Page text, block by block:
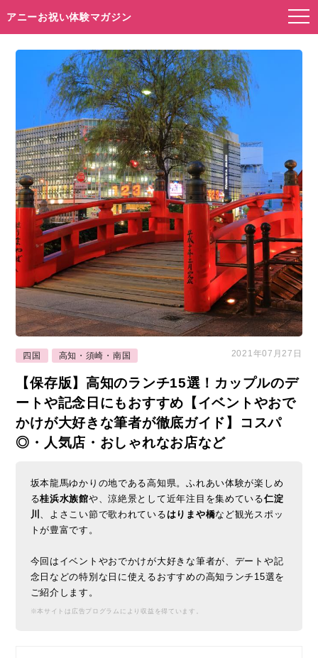
アニーお祝い体験マガジン
四国 高知・須崎・南国 2021年07月27日
【保存版】高知のランチ15選！カップルのデ
ートや記念日にもおすすめ【イベントやおで
かけが大好きな筆者が徹底ガイド】コスパ
◎・人気店・おしゃれなお店など
坂本龍馬ゆかりの地である高知県。ふれあい体験が楽しめ
る桂浜水族館や、涼絶景として近年注目を集めている仁淀
川
、よさこい節で歌われている はりまや橋など観光スポッ
トが豊富です。
今回はイベントやおでかけが大好きな筆者が、デートや記
念日などの特別な日に使えるおすすめの高知ランチ15選を
ご紹介します。
※本サイトは広告プログラムにより収益を得ています。